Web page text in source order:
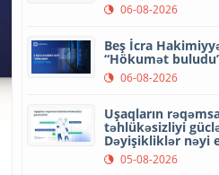
06-08-2026
Beş İcra
“Hökumət
06-08-2026
Uşaqların
təhlükəsizliyi
Dəyişikliklər nəyi
05-08-2026